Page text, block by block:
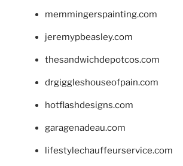
memmingerspainting.com
jeremypbeasley.com
thesandwichdepotcos.com
drgiggleshouseofpain.com
hotflashdesigns.com
garagenadeau.com
lifestylechauffeurservice.com